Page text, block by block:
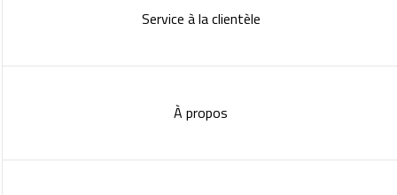
Service à la clientèle
À propos